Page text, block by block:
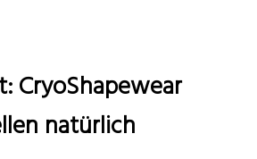
CryoShapewear
natürlich